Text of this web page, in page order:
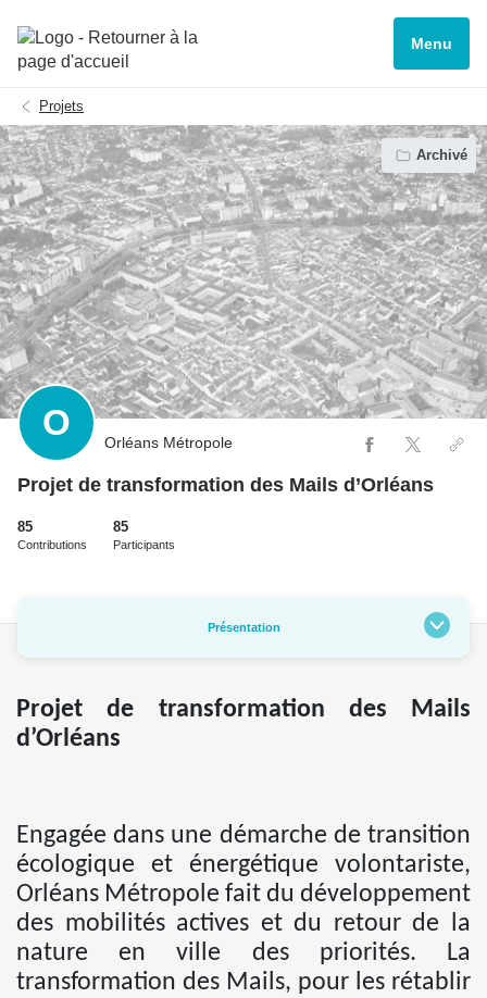
Menu
Projets
O Orléans Métropole
Projet de transformation des Mails d’Orléans
85
Contributions
85
Participants
Archivé
Présentation
Projet de transformation des Mails
d’Orléans
Engagée dans une démarche de transition
écologique et énergétique volontariste,
Orléans Métropole fait du développement
des mobilités actives et du retour de la
nature en ville des priorités. La
transformation des Mails, pour les rétablir